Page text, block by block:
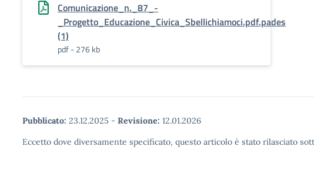
Comunicazione_n._87_-
_Progetto_Educazione_Civica_Sbellichiamoci.pdf.pades
(1)
pdf - 276 kb
Pubblicato: 23.12.2025 - Revisione: 12.01.2026
Eccetto dove diversamente specificato, questo articolo è stato rilasciato